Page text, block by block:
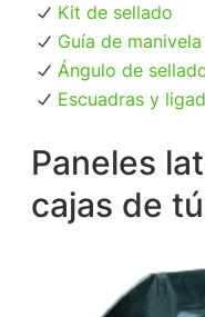
Kit de sellado
Guía de manivela
Ángulo de
Escuadras y
Paneles
cajas de